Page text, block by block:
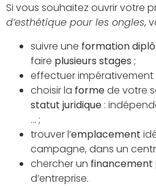
Si vous souhaitez ouvrir votre
d’esthétique pour les ongles,
suivre une formation
faire plusieurs stages ;
effectuer
choisir la formede votre
statut juridique :
… ;
trouver l’emplacement
campagne, dans un
chercher un financement
d’entreprise.